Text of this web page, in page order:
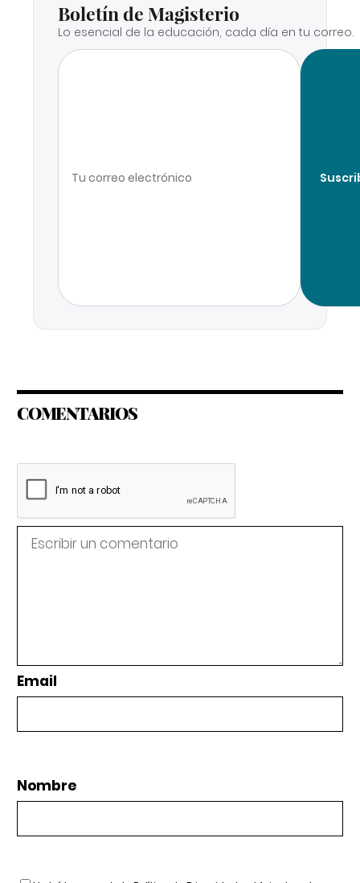
Boletín de Magisterio
Lo esencial de la educación, cada día en tu correo.
COMENTARIOS
Email
Nombre